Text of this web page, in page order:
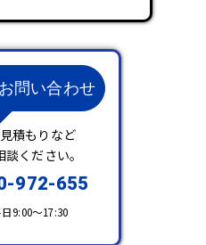
問い合わせ
積もりなど
ください。
972-655
9:00～17:30